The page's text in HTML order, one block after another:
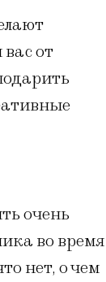
от
очень
во время
нет, о чем